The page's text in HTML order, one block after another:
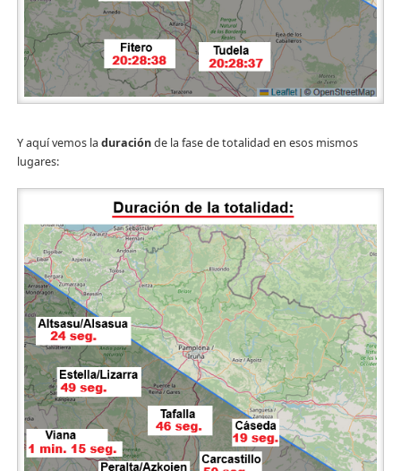
Y aquí vemos la duraciónde la fase de totalidad en esos mismos
lugares: